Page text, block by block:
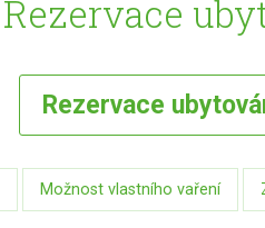
Rezervace
Rezervace
Možnost vlastního vaření